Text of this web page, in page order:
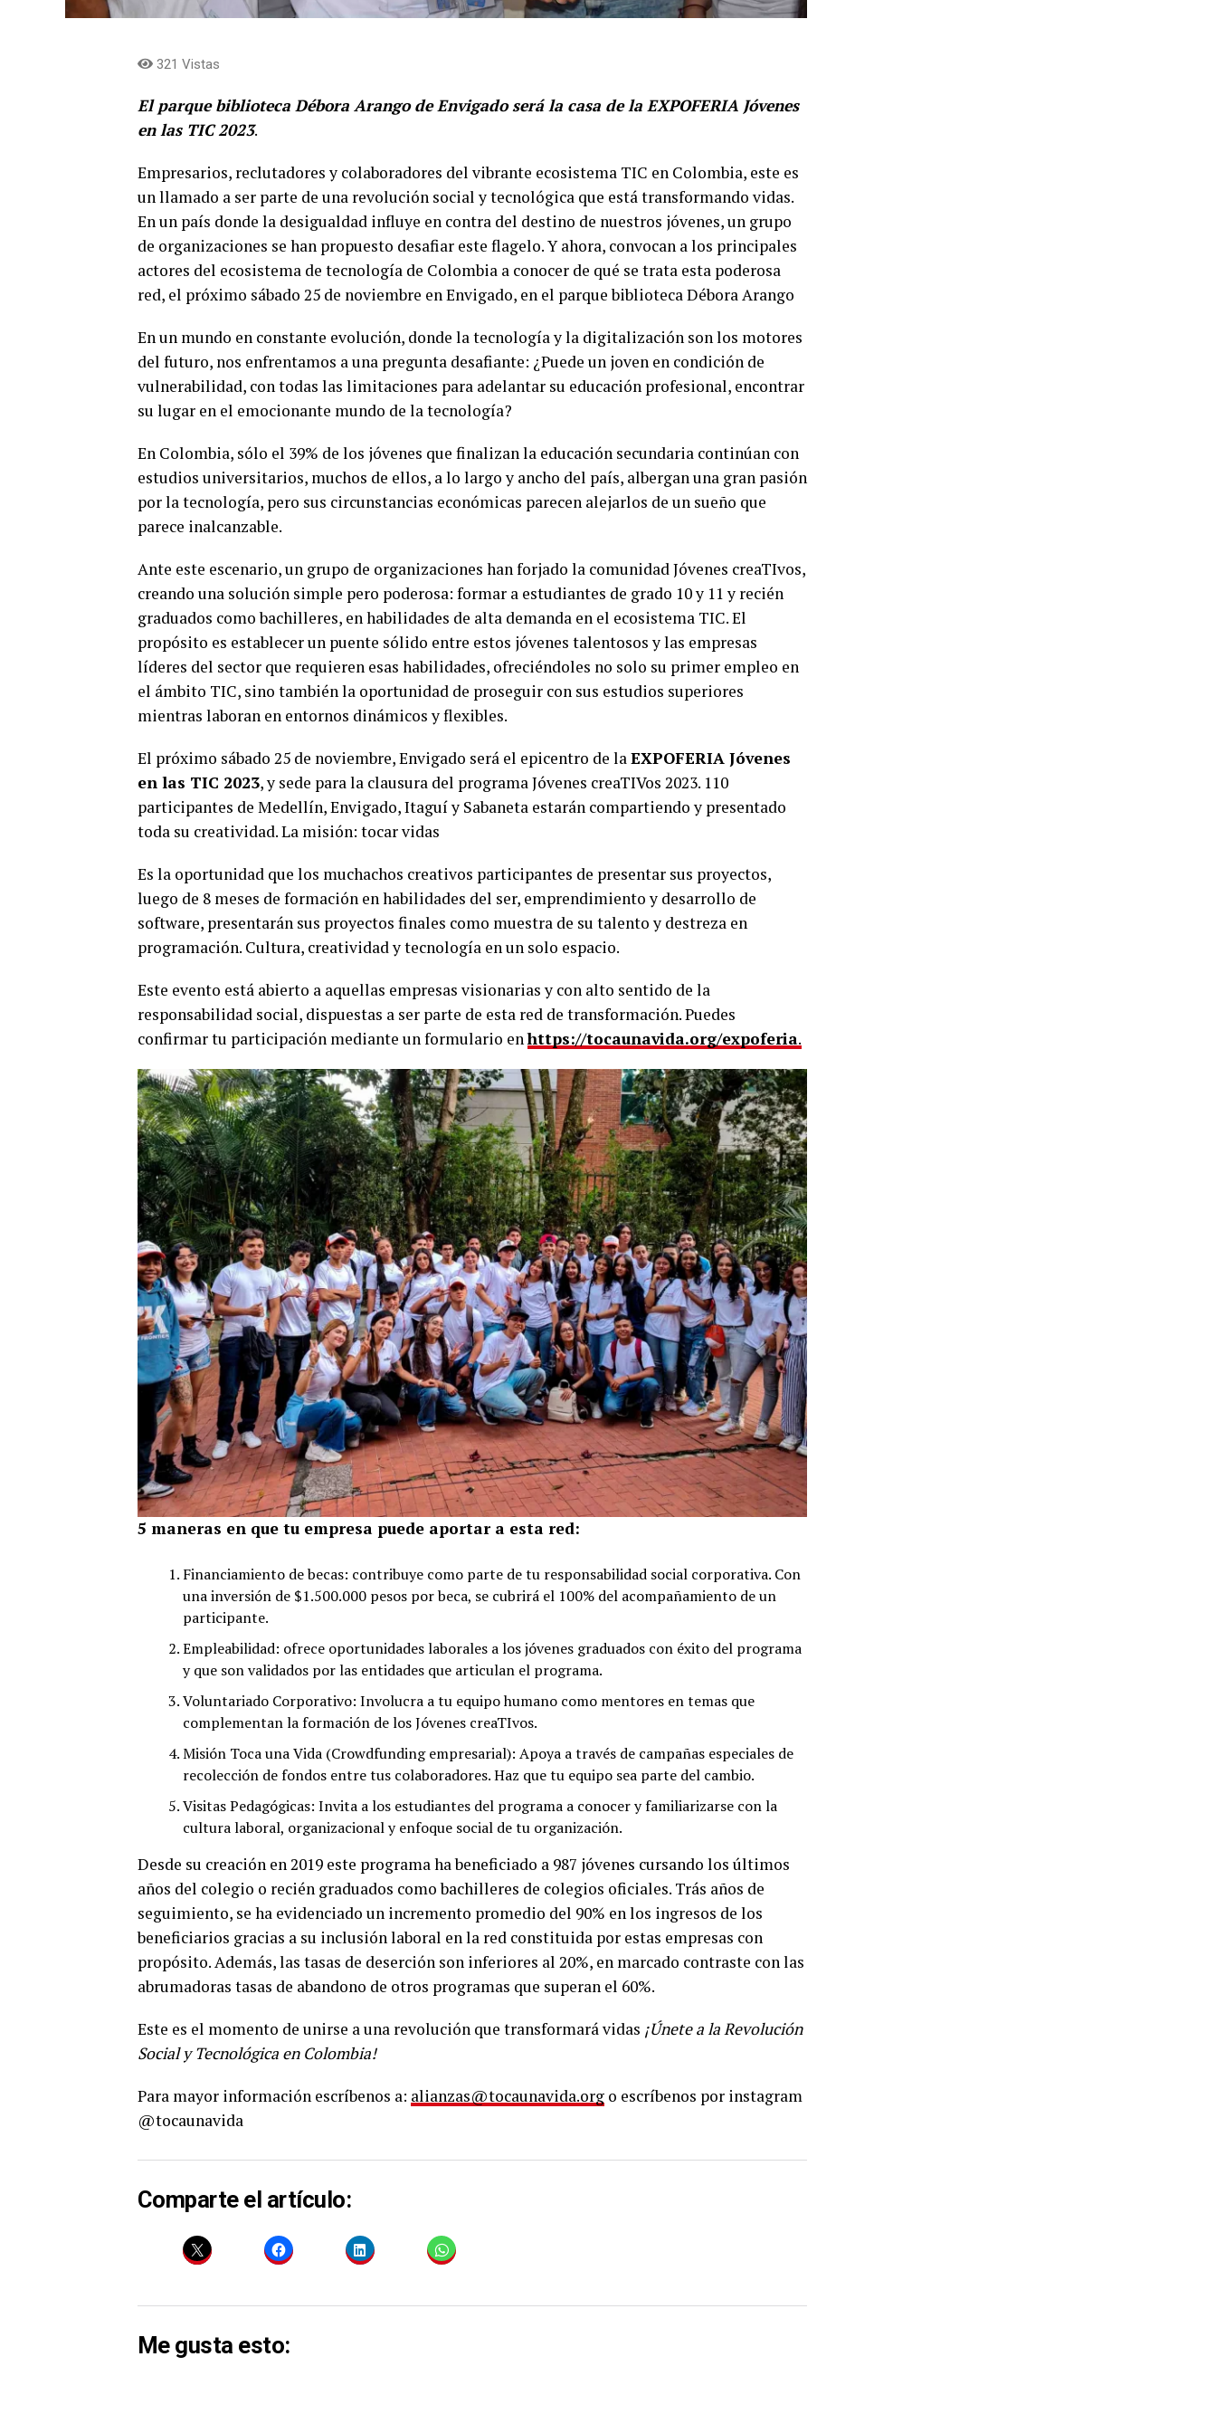
321 Vistas
El parque biblioteca Débora Arango de Envigado será la casa de la EXPOFERIA Jóvenes
en las TIC 2023.
Empresarios, reclutadores y colaboradores del vibrante ecosistema TIC en Colombia, este es
un llamado a ser parte de una revolución social y tecnológica que está transformando vidas.
En un país donde la desigualdad influye en contra del destino de nuestros jóvenes, un grupo
de organizaciones se han propuesto desafiar este flagelo. Y ahora, convocan a los principales
actores del ecosistema de tecnología de Colombia a conocer de qué se trata esta poderosa
red, el próximo sábado 25 de noviembre en Envigado, en el parque biblioteca Débora Arango
En un mundo en constante evolución, donde la tecnología y la digitalización son los motores
del futuro, nos enfrentamos a una pregunta desafiante: ¿Puede un joven en condición de
vulnerabilidad, con todas las limitaciones para adelantar su educación profesional, encontrar
su lugar en el emocionante mundo de la tecnología?
En Colombia, sólo el 39% de los jóvenes que finalizan la educación secundaria continúan con
estudios universitarios, muchos de ellos, a lo largo y ancho del país, albergan una gran pasión
por la tecnología, pero sus circunstancias económicas parecen alejarlos de un sueño que
parece inalcanzable.
Ante este escenario, un grupo de organizaciones han forjado la comunidad Jóvenes creaTIvos,
creando una solución simple pero poderosa: formar a estudiantes de grado 10 y 11 y recién
graduados como bachilleres, en habilidades de alta demanda en el ecosistema TIC. El
propósito es establecer un puente sólido entre estos jóvenes talentosos y las empresas
líderes del sector que requieren esas habilidades, ofreciéndoles no solo su primer empleo en
el ámbito TIC, sino también la oportunidad de proseguir con sus estudios superiores
mientras laboran en entornos dinámicos y flexibles.
El próximo sábado 25 de noviembre, Envigado será el epicentro de laEXPOFERIA Jóvenes
en las TIC 2023, y sede para la clausura del programa Jóvenes creaTIVos 2023. 110
participantes de Medellín, Envigado, Itaguí y Sabaneta estarán compartiendo y presentado
toda su creatividad. La misión: tocar vidas
Es la oportunidad que los muchachos creativos participantes de presentar sus proyectos,
luego de 8 meses de formación en habilidades del ser, emprendimiento y desarrollo de
software, presentarán sus proyectos finales como muestra de su talento y destreza en
programación. Cultura, creatividad y tecnología en un solo espacio.
Este evento está abierto a aquellas empresas visionarias y con alto sentido de la
responsabilidad social, dispuestas a ser parte de esta red de transformación. Puedes
confirmar tu participación mediante un formulario enhttps://tocaunavida.org/expoferia.
5 maneras en que tu empresa puede aportar a esta red:
Financiamiento de becas: contribuye como parte de tu responsabilidad social corporativa. Con
una inversión de $1.500.000 pesos por beca, se cubrirá el 100% del acompañamiento de un
participante.
Empleabilidad: ofrece oportunidades laborales a los jóvenes graduados con éxito del programa
y que son validados por las entidades que articulan el programa.
Voluntariado Corporativo: Involucra a tu equipo humano como mentores en temas que
complementan la formación de los Jóvenes creaTIvos.
Misión Toca una Vida (Crowdfunding empresarial): Apoya a través de campañas especiales de
recolección de fondos entre tus colaboradores. Haz que tu equipo sea parte del cambio.
Visitas Pedagógicas: Invita a los estudiantes del programa a conocer y familiarizarse con la
cultura laboral, organizacional y enfoque social de tu organización.
Desde su creación en 2019 este programa ha beneficiado a 987 jóvenes cursando los últimos
años del colegio o recién graduados como bachilleres de colegios oficiales. Trás años de
seguimiento, se ha evidenciado un incremento promedio del 90% en los ingresos de los
beneficiarios gracias a su inclusión laboral en la red constituida por estas empresas con
propósito. Además, las tasas de deserción son inferiores al 20%, en marcado contraste con las
abrumadoras tasas de abandono de otros programas que superan el 60%.
Este es el momento de unirse a una revolución que transformará vidas ¡Únete a la Revolución
Social y Tecnológica en Colombia!
Para mayor información escríbenos a: alianzas@tocaunavida.org o escríbenos por instagram
@tocaunavida
Comparte el artículo:
Me gusta esto: